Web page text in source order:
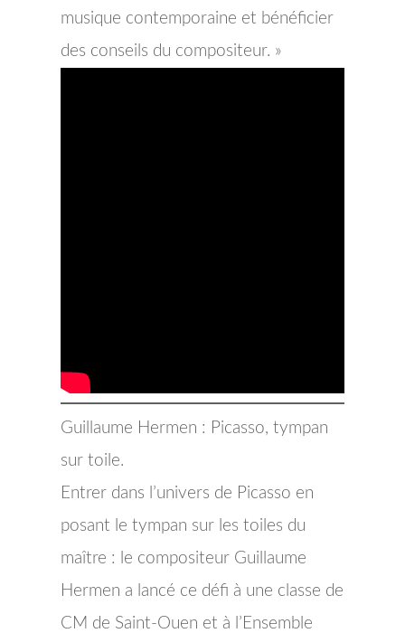
musique contemporaine et bénéficier
des conseils du compositeur. »
Guillaume Hermen : Picasso, tympan
sur toile.
Entrer dans l’univers de Picasso en
posant le tympan sur les toiles du
maître : le compositeur Guillaume
Hermen a lancé ce défi à une classe de
CM de Saint-Ouen et à l’Ensemble